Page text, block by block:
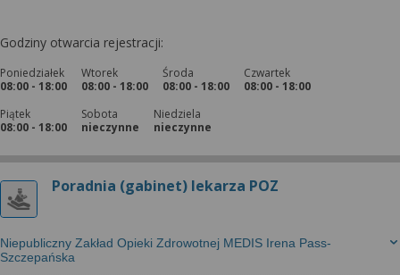
Godziny otwarcia rejestracji:
Poniedziałek
08:00 - 18:00
Wtorek
08:00 - 18:00
Środa
08:00 - 18:00
Czwartek
08:00 - 18:00
Piątek
08:00 - 18:00
Sobota
nieczynne
Niedziela
nieczynne
Poradnia (gabinet) lekarza POZ
Niepubliczny Zakład Opieki Zdrowotnej MEDIS Irena Pass-
Szczepańska